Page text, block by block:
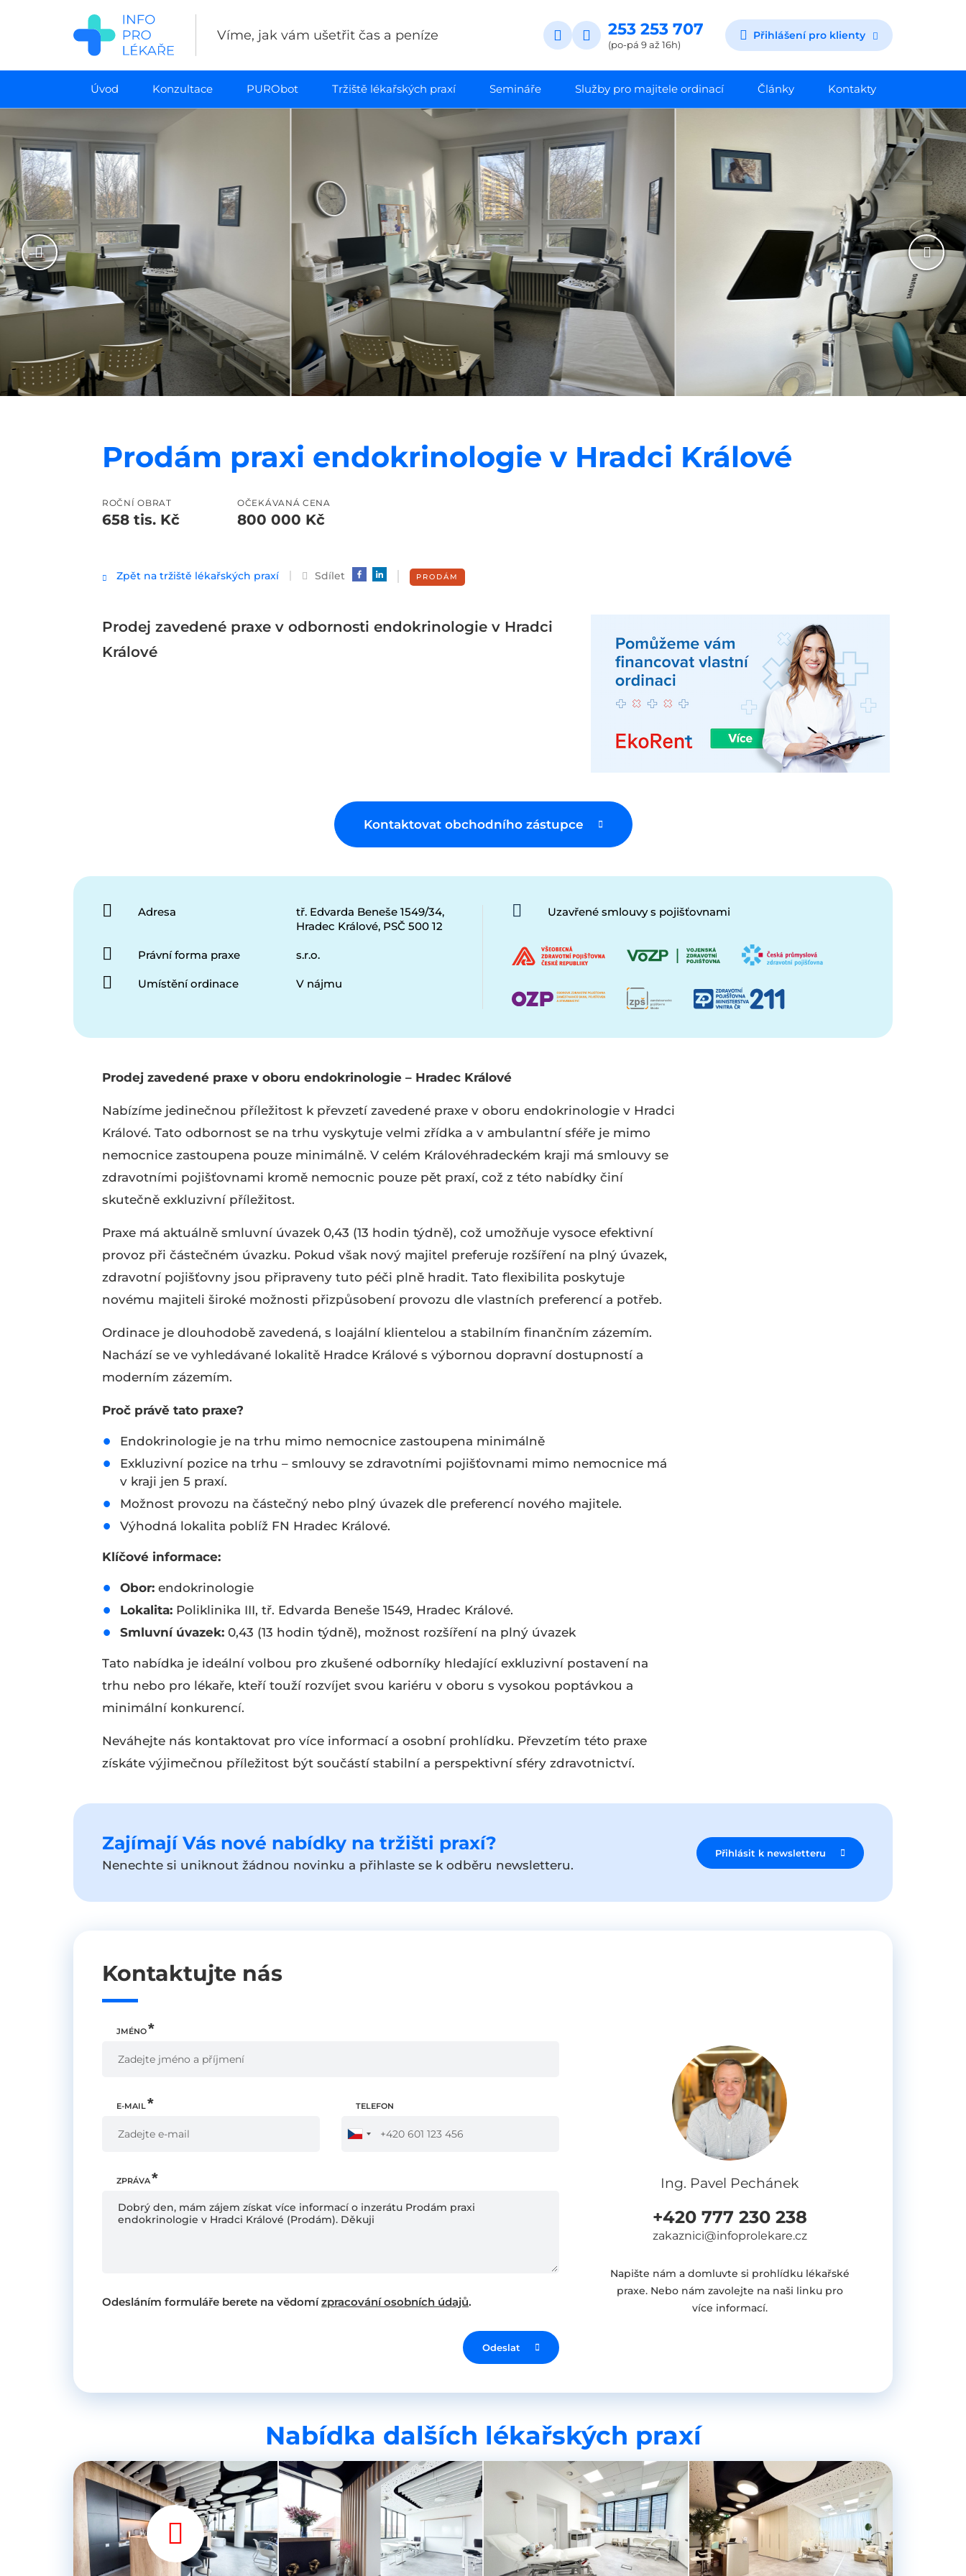
Víme, jak vám ušetřit čas a peníze 253 253 707
(po-pá 9 až 16h)
Přihlášení pro klienty
Úvod Konzultace PURObot Tržiště lékařských praxí Semináře Služby pro majitele ordinací Články Kontakty
Prodám praxi endokrinologie v Hradci Králové
ROČNÍ OBRAT
658 tis. Kč
OČEKÁVANÁ CENA
800 000 Kč
Zpět na tržiště lékařských praxí Sdílet PRODÁM
Prodej zavedené praxe v odbornosti endokrinologie v Hradci
Králové
Kontaktovat obchodního zástupce
Adresa
tř. Edvarda Beneše 1549/34,
Hradec Králové, PSČ 500 12
Právní forma praxe s.r.o.
Umístění ordinace V nájmu
Uzavřené smlouvy s pojišťovnami
Prodej zavedené praxe v oboru endokrinologie – Hradec Králové
Nabízíme jedinečnou příležitost k převzetí zavedené praxe v oboru endokrinologie v Hradci
Králové. Tato odbornost se na trhu vyskytuje velmi zřídka a v ambulantní sféře je mimo
nemocnice zastoupena pouze minimálně. V celém Královéhradeckém kraji má smlouvy se
zdravotními pojišťovnami kromě nemocnic pouze pět praxí, což z této nabídky činí
skutečně exkluzivní příležitost.
Praxe má aktuálně smluvní úvazek 0,43 (13 hodin týdně), což umožňuje vysoce efektivní
provoz při částečném úvazku. Pokud však nový majitel preferuje rozšíření na plný úvazek,
zdravotní pojišťovny jsou připraveny tuto péči plně hradit. Tato flexibilita poskytuje
novému majiteli široké možnosti přizpůsobení provozu dle vlastních preferencí a potřeb.
Ordinace je dlouhodobě zavedená, s loajální klientelou a stabilním finančním zázemím.
Nachází se ve vyhledávané lokalitě Hradce Králové s výbornou dopravní dostupností a
moderním zázemím.
Proč právě tato praxe?
Endokrinologie je na trhu mimo nemocnice zastoupena minimálně
Exkluzivní pozice na trhu – smlouvy se zdravotními pojišťovnami mimo nemocnice má
v kraji jen 5 praxí.
Možnost provozu na částečný nebo plný úvazek dle preferencí nového majitele.
Výhodná lokalita poblíž FN Hradec Králové.
Klíčové informace:
Obor: endokrinologie
Lokalita: Poliklinika III, tř. Edvarda Beneše 1549, Hradec Králové.
Smluvní úvazek: 0,43 (13 hodin týdně), možnost rozšíření na plný úvazek
Tato nabídka je ideální volbou pro zkušené odborníky hledající exkluzivní postavení na
trhu nebo pro lékaře, kteří touží rozvíjet svou kariéru v oboru s vysokou poptávkou a
minimální konkurencí.
Neváhejte nás kontaktovat pro více informací a osobní prohlídku. Převzetím této praxe
získáte výjimečnou příležitost být součástí stabilní a perspektivní sféry zdravotnictví.
Zajímají Vás nové nabídky na tržišti praxí?
Nenechte si uniknout žádnou novinku a přihlaste se k odběru newsletteru.
Přihlásit k newsletteru
Kontaktujte nás
JMÉNO
E-MAIL TELEFON
ZPRÁVA
Odesláním formuláře berete na vědomízpracování osobních údajů.
Odeslat
Ing. Pavel Pechánek
+420 777 230 238
zakaznici@infoprolekare.cz
Napište nám a domluvte si prohlídku lékařské
praxe. Nebo nám zavolejte na naši linku pro
více informací.
Nabídka dalších lékařských praxí